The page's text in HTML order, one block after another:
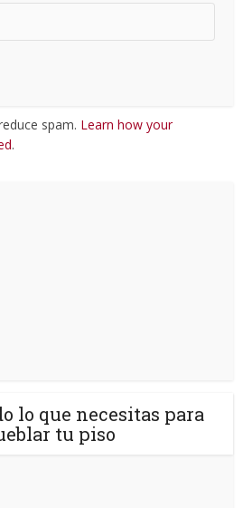
spam. Learn how your
.
lo que necesitas para
tu piso